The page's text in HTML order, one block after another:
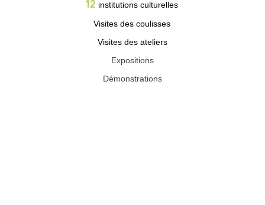
12 institutions culturelles
Visites des coulisses
Visites des ateliers
Expositions
Démonstrations